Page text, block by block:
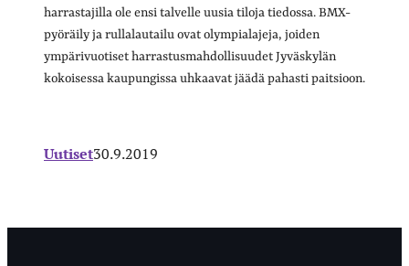
harrastajilla ole ensi talvelle uusia tiloja tiedossa. BMX-
pyöräily ja rullalautailu ovat olympialajeja, joiden
ympärivuotiset harrastusmahdollisuudet Jyväskylän
kokoisessa kaupungissa uhkaavat jäädä pahasti paitsioon.
Uutiset30.9.2019